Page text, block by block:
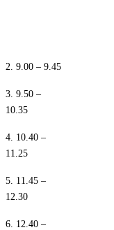
2. 9.00 – 9.45
3. 9.50 –
10.35
4. 10.40 –
11.25
5. 11.45 –
12.30
6. 12.40 –